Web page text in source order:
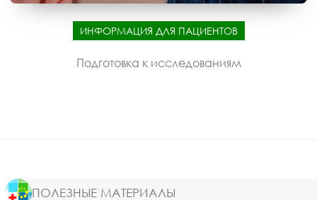
ИНФОРМАЦИЯ ДЛЯ ПАЦИЕНТОВ
Подготовка к исследованиям
ПОЛЕЗНЫЕ МАТЕРИАЛЫ